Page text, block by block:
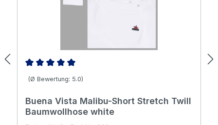
Durchschnittliche Bewertung von 5 von 5 Sternen
(Ø Bewertung: 5.0)
Buena Vista Malibu-Short Stretch Twill
Baumwollhose white